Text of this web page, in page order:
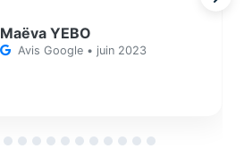
Maëva YEBO
Avis Google • juin 2023